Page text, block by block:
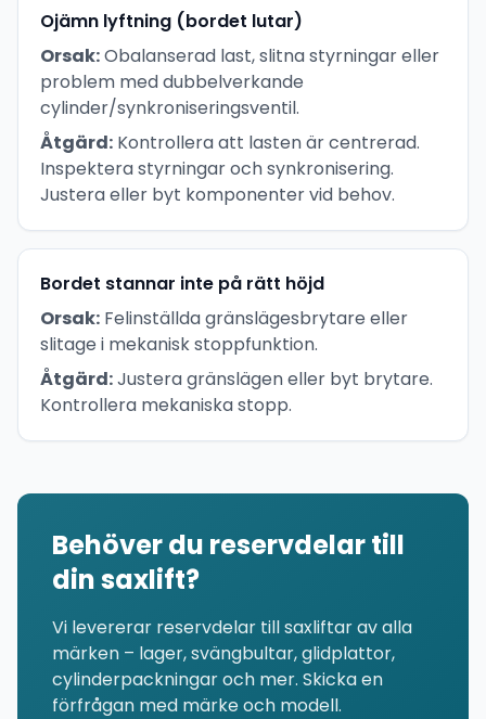
Ojämn lyftning (bordet lutar)
Orsak:Obalanserad last, slitna styrningar eller
problem med dubbelverkande
cylinder/synkroniseringsventil.
Åtgärd: Kontrollera att lasten är centrerad.
Inspektera styrningar och synkronisering.
Justera eller byt komponenter vid behov.
Bordet stannar inte på rätt höjd
Orsak: Felinställda gränslägesbrytare eller
slitage i mekanisk stoppfunktion.
Åtgärd:Justera gränslägen eller byt brytare.
Kontrollera mekaniska stopp.
Behöver du reservdelar till
din saxlift?
Vi levererar reservdelar till saxliftar av alla
märken – lager, svängbultar, glidplattor,
cylinderpackningar och mer. Skicka en
förfrågan med märke och modell.